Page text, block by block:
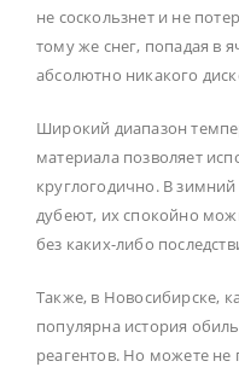
не соскользнет и не
тому же снег, попадая в
абсолютно никакого
Широкий диапазон
материала позволяет
круглогодично. В
дубеют, их спокойно
без каких-либо
Также, в Новосибирске,
популярна история
реагентов. Но можете не